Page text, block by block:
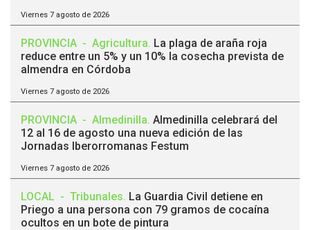
Viernes 7 agosto de 2026
PROVINCIA - Agricultura. La plaga de araña roja
reduce entre un 5% y un 10% la cosecha prevista de
almendra en Córdoba
Viernes 7 agosto de 2026
PROVINCIA - Almedinilla. Almedinilla celebrará del
12 al 16 de agosto una nueva edición de las
Jornadas Iberorromanas Festum
Viernes 7 agosto de 2026
LOCAL - Tribunales. La Guardia Civil detiene en
Priego a una persona con 79 gramos de cocaína
ocultos en un bote de pintura